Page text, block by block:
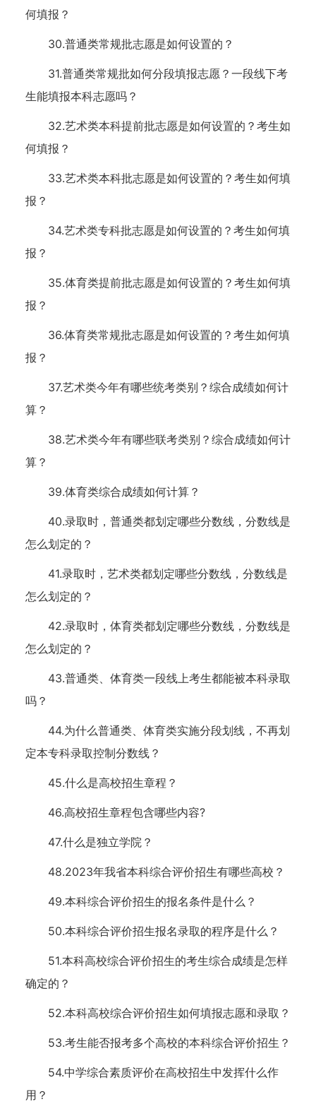
何填报？
30.普通类常规批志愿是如何设置的？
31.普通类常规批如何分段填报志愿？一段线下考
生能填报本科志愿吗？
32.艺术类本科提前批志愿是如何设置的？考生如
何填报？
33.艺术类本科批志愿是如何设置的？考生如何填
报？
34.艺术类专科批志愿是如何设置的？考生如何填
报？
35.体育类提前批志愿是如何设置的？考生如何填
报？
36.体育类常规批志愿是如何设置的？考生如何填
报？
37.艺术类今年有哪些统考类别？综合成绩如何计
算？
38.艺术类今年有哪些联考类别？综合成绩如何计
算？
39.体育类综合成绩如何计算？
40.录取时，普通类都划定哪些分数线，分数线是
怎么划定的？
41.录取时，艺术类都划定哪些分数线，分数线是
怎么划定的？
42.录取时，体育类都划定哪些分数线，分数线是
怎么划定的？
43.普通类、体育类一段线上考生都能被本科录取
吗？
44.为什么普通类、体育类实施分段划线，不再划
定本专科录取控制分数线？
45.什么是高校招生章程？
46.高校招生章程包含哪些内容?
47.什么是独立学院？
48.2023年我省本科综合评价招生有哪些高校？
49.本科综合评价招生的报名条件是什么？
50.本科综合评价招生报名录取的程序是什么？
51.本科高校综合评价招生的考生综合成绩是怎样
确定的？
52.本科高校综合评价招生如何填报志愿和录取？
53.考生能否报考多个高校的本科综合评价招生？
54.中学综合素质评价在高校招生中发挥什么作
用？